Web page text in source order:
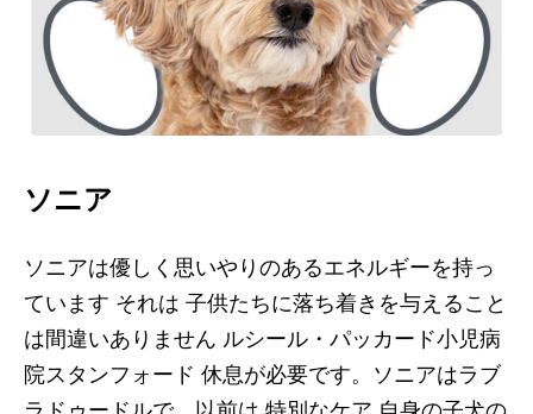
ソニア
ソニアは優しく思いやりのあるエネルギーを持っ
ています それは 子供たちに落ち着きを与えること
は間違いありません ルシール・パッカード小児病
院スタンフォード 休息が必要です。ソニアはラブ